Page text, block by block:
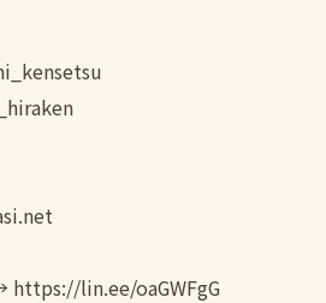
lin.ee/oaGWFgG